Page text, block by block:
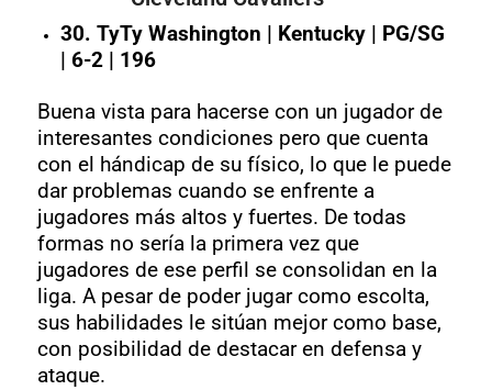
30. TyTy Washington | Kentucky | PG/SG
| 6-2 | 196
Buena vista para hacerse con un jugador de
interesantes condiciones pero que cuenta
con el hándicap de su físico, lo que le puede
dar problemas cuando se enfrente a
jugadores más altos y fuertes. De todas
formas no sería la primera vez que
jugadores de ese perfil se consolidan en la
liga. A pesar de poder jugar como escolta,
sus habilidades le sitúan mejor como base,
con posibilidad de destacar en defensa y
ataque.